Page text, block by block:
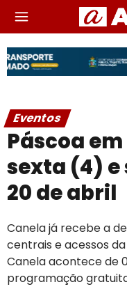
Eventos
Páscoa
sexta (4) e
20 de abril
Canela já recebe a
centrais e acessos
Canela acontece de
programação